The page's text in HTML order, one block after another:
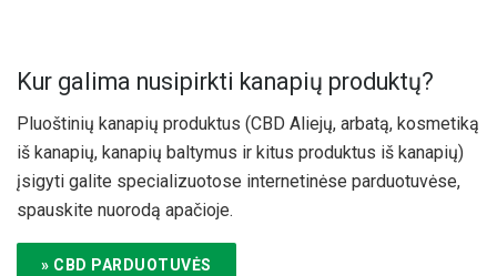
Kur galima nusipirkti kanapių produktų?
Pluoštinių kanapių produktus (CBD Aliejų, arbatą, kosmetiką
iš kanapių, kanapių baltymus ir kitus produktus iš kanapių)
įsigyti galite specializuotose internetinėse parduotuvėse,
spauskite nuorodą apačioje.
» CBD PARDUOTUVĖS